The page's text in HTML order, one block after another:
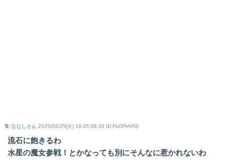
5: ななしさん 2025/02/25(火) 19:35:39.28 ID:FkOFhhf50
流石に飽きるわ
水星の魔女参戦！とかなっても別にそんなに惹かれないわ